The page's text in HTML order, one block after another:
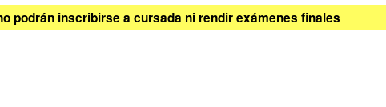
podrán inscribirse a cursada ni rendir exámenes finales